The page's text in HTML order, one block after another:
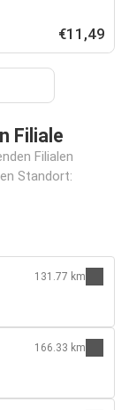
€11,49
Filiale
Filialen
Standort:
131.77 km
166.33 km